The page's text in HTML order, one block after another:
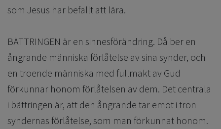
som Jesus har befallt att lära.
BÄTTRINGEN är en sinnesförändring. Då ber en
ångrande människa förlåtelse av sina synder, och
en troende människa med fullmakt av Gud
förkunnar honom förlåtelsen av dem. Det centrala
i bättringen är, att den ångrande tar emot i tron
syndernas förlåtelse, som man förkunnat honom.